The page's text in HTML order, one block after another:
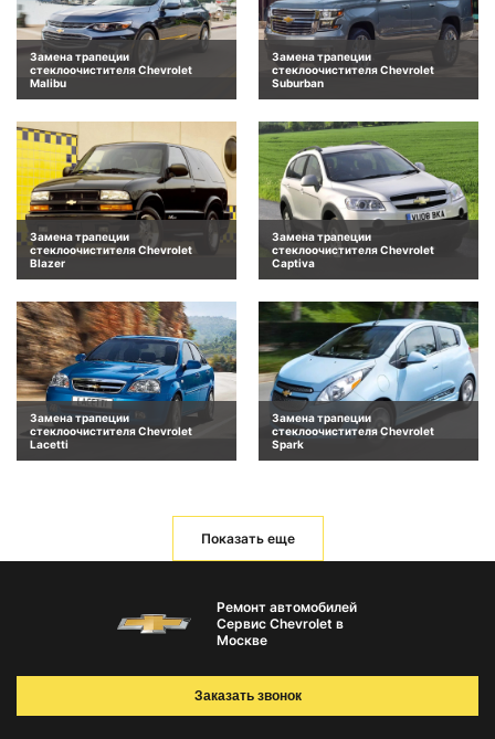
Замена трапеции
стеклоочистителя Chevrolet
Malibu
Замена трапеции
стеклоочистителя Chevrolet
Suburban
Замена трапеции
стеклоочистителя Chevrolet
Blazer
Замена трапеции
стеклоочистителя Chevrolet
Captiva
Замена трапеции
стеклоочистителя Chevrolet
Lacetti
Замена трапеции
стеклоочистителя Chevrolet
Spark
Показать еще
Ремонт автомобилей
Сервис Chevrolet в
Москве
Заказать звонок